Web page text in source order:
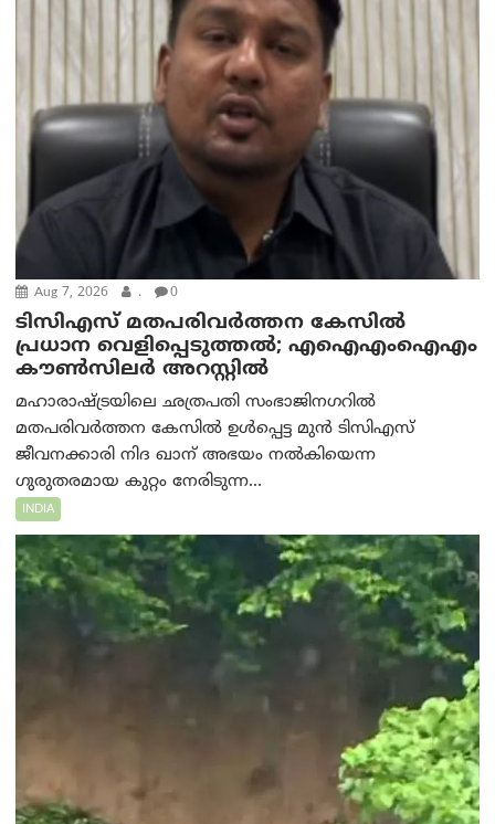
Aug 7, 2026 . 0
ടിസിഎസ് മതപരിവർത്തന കേസിൽ
പ്രധാന വെളിപ്പെടുത്തൽ; എഐഎംഐഎം
കൗൺസിലർ അറസ്റ്റിൽ
മഹാരാഷ്ട്രയിലെ ഛത്രപതി സംഭാജിനഗറിൽ
മതപരിവർത്തന കേസിൽ ഉൾപ്പെട്ട മുൻ ടിസിഎസ്
ജീവനക്കാരി നിദ ഖാന് അഭയം നൽകിയെന്ന
ഗുരുതരമായ കുറ്റം നേരിടുന്ന...
INDIA